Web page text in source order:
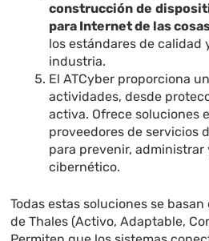
construcción de
para Internet de las
los estándares de calidad
industria.
El ATCyber ​​proporciona
actividades, desde
activa. Ofrece soluciones
proveedores de servicios
para prevenir,
cibernético.
Todas estas soluciones se
de Thales (Activo, Adaptable,